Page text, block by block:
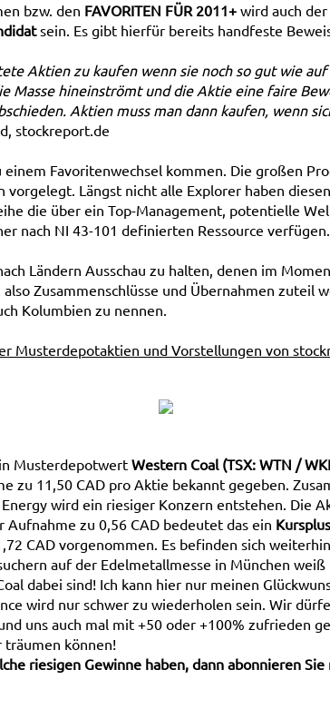
bzw. den FAVORITEN FÜR 2011+ wird auch
sein. Es gibt hierfür bereits handfeste
Aktien zu kaufen wenn sie noch so gut wie
Masse hineinströmt und die Aktie eine faire
Aktien muss man dann kaufen, wenn
stockreport.de
einem Favoritenwechsel kommen. Die großen
vorgelegt. Längst nicht alle Explorer haben
die über ein Top-Management, potentielle
nach NI 43-101 definierten Ressource verfügen.
Ländern Ausschau zu halten, denen im
Zusammenschlüsse und Übernahmen zuteil
Kolumbien zu nennen.
Musterdepotaktien und Vorstellungen von
Musterdepotwert Western Coal (TSX: WTN /
zu 11,50 CAD pro Aktie bekannt gegeben.
wird ein riesiger Konzern entstehen. Die
Aufnahme zu 0,56 CAD bedeutet das ein
CAD vorgenommen. Es befinden sich
auf der Edelmetallmesse in München weiß
dabei sind! Ich kann hier nur meinen
wird nur schwer zu wiederholen sein. Wir
uns auch mal mit +50 oder +100% zufrieden
träumen können!
riesigen Gewinne haben, dann abonnieren